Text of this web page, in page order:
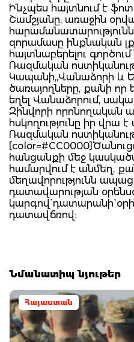
Ինչպես հայտնում է
Շամշյանը, առաջին
հարամանատարությունն
զորամասը ինքնական
հայտնաբերելու
Ռազմական
Կապանի,,Վանաձորի և
ծառայողները, քանի
եղել Վանաձորում,
Զինվորի որոնողական
հսկողությունը իր վրա
Ռազմական
հանցանքի մեջ
համարվում է անմեղ,
մեղավորությունն
դատավարության
կարգով` դատարանի`
դատավճռով:
Նմանատիպ նյութեր
Հայաստան